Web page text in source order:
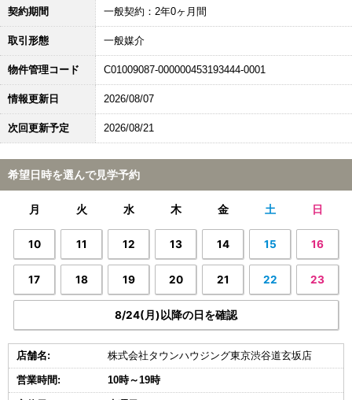
契約期間 一般契約：2年0ヶ月間
取引形態 一般媒介
物件管理コード C01009087-000000453193444-0001
情報更新日 2026/08/07
次回更新予定 2026/08/21
希望日時を選んで見学予約
月 火 水 木 金 土 日
10 11 12 13 14 15 16
17 18 19 20 21 22 23
8/24(月)以降の日を確認
店舗名: 株式会社タウンハウジング東京渋谷道玄坂店
営業時間: 10時～19時